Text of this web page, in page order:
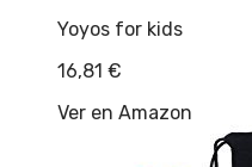
Yoyos for kids
16,81 €
Ver en Amazon